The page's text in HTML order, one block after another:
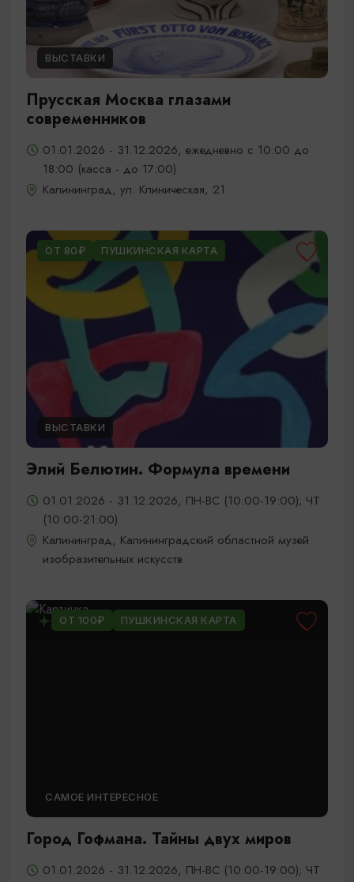
ВЫСТАВКИ
Прусская Москва глазами
современников
01.01.2026 - 31.12.2026, ежедневно с 10:00 до
18:00 (касса - до 17:00)
Калининград, ул. Клиническая, 21
ОТ 80₽ ПУШКИНСКАЯ КАРТА
ВЫСТАВКИ
Элий Белютин. Формула времени
01.01.2026 - 31.12.2026, ПН-ВС (10:00-19:00); ЧТ
(10:00-21:00)
Калининград, Калининградский областной музей
изобразительных искусств
ОТ 100₽ ПУШКИНСКАЯ КАРТА
САМОЕ ИНТЕРЕСНОЕ
Город Гофмана. Тайны двух миров
01.01.2026 - 31.12.2026, ПН-ВС (10:00-19:00); ЧТ